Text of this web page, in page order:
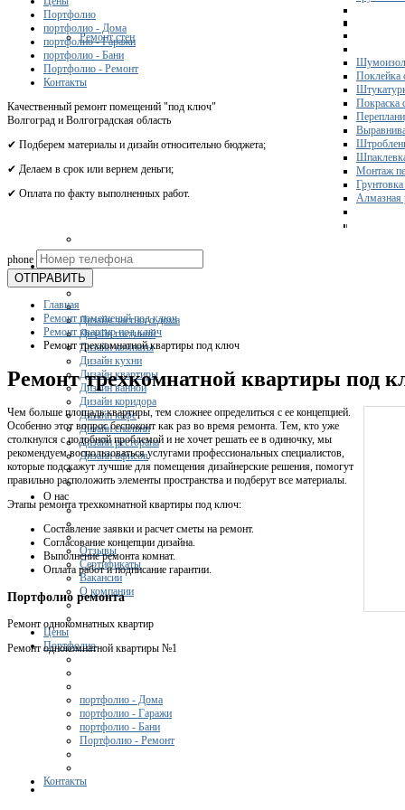
Ремонт стен
Поклейка
Покраска
Монтаж
Грунтовка
Алмазная
Дизайн
Дизайн частного дома
Дизайн гостиной
Дизайн комнаты
Дизайн кухни
Дизайн квартиры
Дизайн ванной
Дизайн коридора
Дизайн кафе
Дизайн спальни
Дизайн ресторана
Дизайн офисов
О нас
Отзывы
Сертификаты
Вакансии
О компании
Цены
Портфолио
портфолио - Дома
портфолио - Гаражи
портфолио - Бани
Портфолио - Ремонт
Контакты
Портфолио
портфолио - Дома
портфолио - Гаражи
портфолио - Бани
Портфолио - Ремонт
Контакты
Качественный ремонт помещений "под ключ"
Волгоград и Волгоградская область
✔ Подберем материалы и дизайн относительно бюджета;
✔ Делаем в срок или вернем деньги;
✔ Оплата по факту выполненных работ.
phone
ОТПРАВИТЬ
Главная
Ремонт помещений под ключ
Ремонт квартир под ключ
Ремонт трехкомнатной квартиры под ключ
Ремонт трехкомнатной квартиры под
Чем больше площадь квартиры, тем сложнее определиться с ее концепцией.
Особенно этот вопрос беспокоит как раз во время ремонта. Тем, кто уже
столкнулся с подобной проблемой и не хочет решать ее в одиночку, мы
рекомендуем воспользоваться услугами профессиональных специалистов,
которые подскажут лучшие для помещения дизайнерские решения, помогут
правильно расположить элементы пространства и подберут все материалы.
Этапы ремонта трехкомнатной квартиры под ключ:
Составление заявки и расчет сметы на ремонт.
Согласование концепции дизайна.
Выполнение ремонта комнат.
Оплата работ и подписание гарантии.
Портфолио ремонта
Ремонт однокомнатных квартир
Ремонт однокомнатной квартиры №1